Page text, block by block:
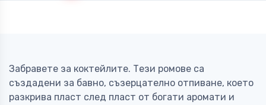
Забравете за коктейлите. Тези ромове са
създадени за бавно, съзерцателно отпиване, което
разкрива пласт след пласт от богати аромати и